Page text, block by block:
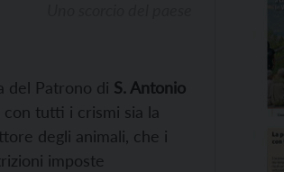
del Patrono di S. Antonio
tutti i crismi sia la
degli animali, che i
imposte